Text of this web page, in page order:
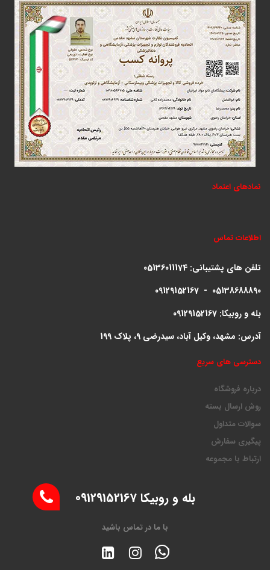
نمادهای اعتماد
اطلاعات تماس
تلفن های پشتیبانی: 05136011174
09129152167 - 05138688890
بله و روبیکا: 09129152167
آدرس: مشهد، وکیل آباد، سیدرضی 9، پلاک 199
دسترسی های سریع
درباره فروشگاه
روش ارسال بسته
سوالات متداول
پیگیری سفارش
ارتباط با مجموعه
بله و روبیکا 09129152167
با ما در تماس باشید